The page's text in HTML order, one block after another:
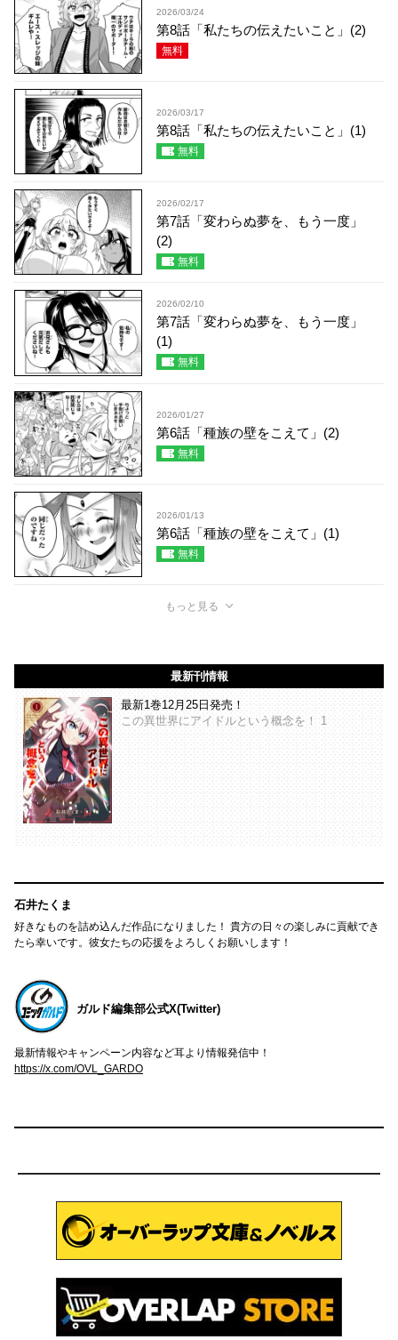
2026/03/24
第8話「私たちの伝えたいこと」(2)
無料
2026/03/17
第8話「私たちの伝えたいこと」(1)
無料
2026/02/17
第7話「変わらぬ夢を、もう一度」
(2)
無料
2026/02/10
第7話「変わらぬ夢を、もう一度」
(1)
無料
2026/01/27
第6話「種族の壁をこえて」(2)
無料
2026/01/13
第6話「種族の壁をこえて」(1)
無料
もっと見る
最新刊情報
最新1巻12月25日発売！
この異世界にアイドルという概念を！ 1
石井たくま
好きなものを詰め込んだ作品になりました！ 貴方の日々の楽しみに貢献でき
たら幸いです。彼女たちの応援をよろしくお願いします！
ガルド編集部公式X(Twitter)
最新情報やキャンペーン内容など耳より情報発信中！
https://x.com/OVL_GARDO